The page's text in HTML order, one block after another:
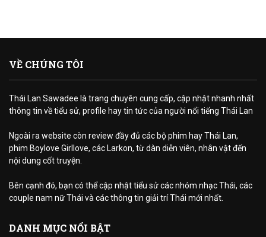
VỀ CHÚNG TÔI
Thái Lan Sawadee là trang chuyên cung cấp, cập nhật nhanh nhất
thông tin về tiểu sử, profile hay tin tức của người nổi tiếng Thái Lan
Ngoài ra website còn review đầy đủ các bộ phim hay Thái Lan,
phim Boylove Girllove, các Larkon, từ dàn diễn viên, nhân vật đến
nội dung cốt truyện.
Bên cạnh đó, bạn có thể cập nhật tiểu sử các nhóm nhạc Thái, các
couple nam nữ Thái và các thông tin giải trí Thái mới nhất.
DANH MỤC NỔI BẬT